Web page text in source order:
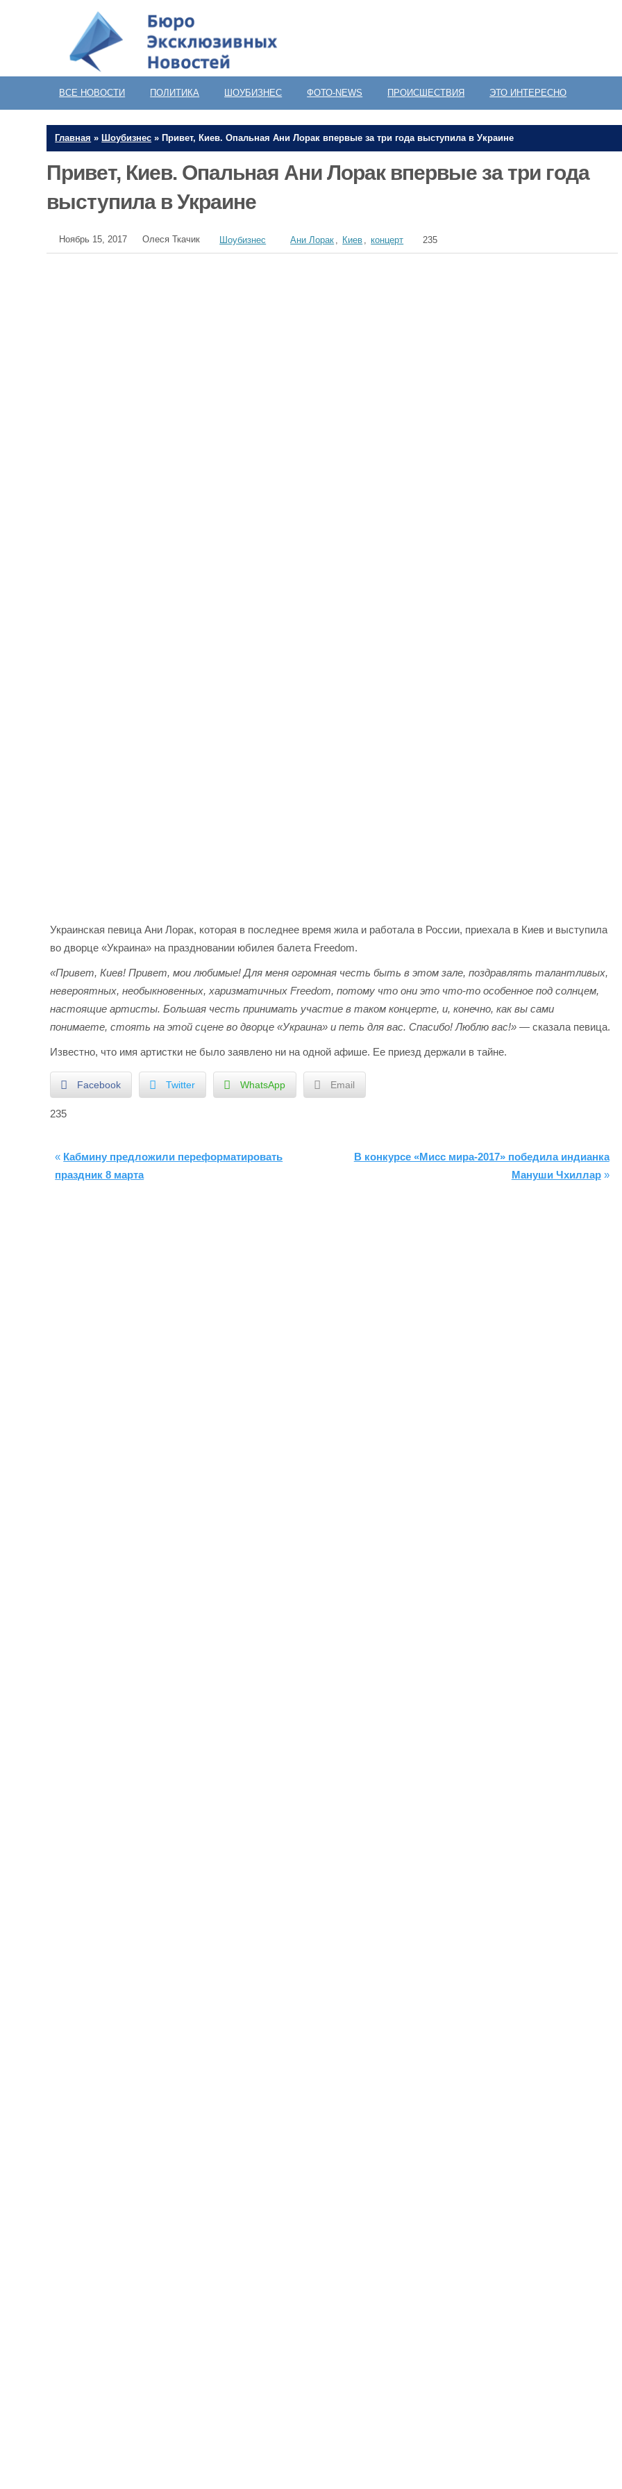
ВСЕ НОВОСТИ ПОЛИТИКА ШОУБИЗНЕС ФОТО-NEWS ПРОИСШЕСТВИЯ ЭТО ИНТЕРЕСНО
Главная » Шоубизнес » Привет, Киев. Опальная Ани Лорак впервые за три года выступила в Украине
Привет, Киев. Опальная Ани Лорак впервые за три года
выступила в Украине
Ноябрь 15, 2017 Олеся Ткачик Шоубизнес Ани Лорак , Киев , концерт 235
Украинская певица Ани Лорак, которая в последнее время жила и работала в России, приехала в Киев и выступила
во дворце «Украина» на праздновании юбилея балета Freedom.
«Привет, Киев! Привет, мои любимые! Для меня огромная честь быть в этом зале, поздравлять талантливых,
невероятных, необыкновенных, харизматичных Freedom, потому что они это что-то особенное под солнцем,
настоящие артисты. Большая честь принимать участие в таком концерте, и, конечно, как вы сами
понимаете, стоять на этой сцене во дворце «Украина» и петь для вас. Спасибо! Люблю вас!» — сказала певица.
Известно, что имя артистки не было заявлено ни на одной афише. Ее приезд держали в тайне.
Facebook Twitter WhatsApp Email
235
« Кабмину предложили переформатировать
праздник 8 марта
В конкурсе «Мисс мира-2017» победила индианка
Мануши Чхиллар»